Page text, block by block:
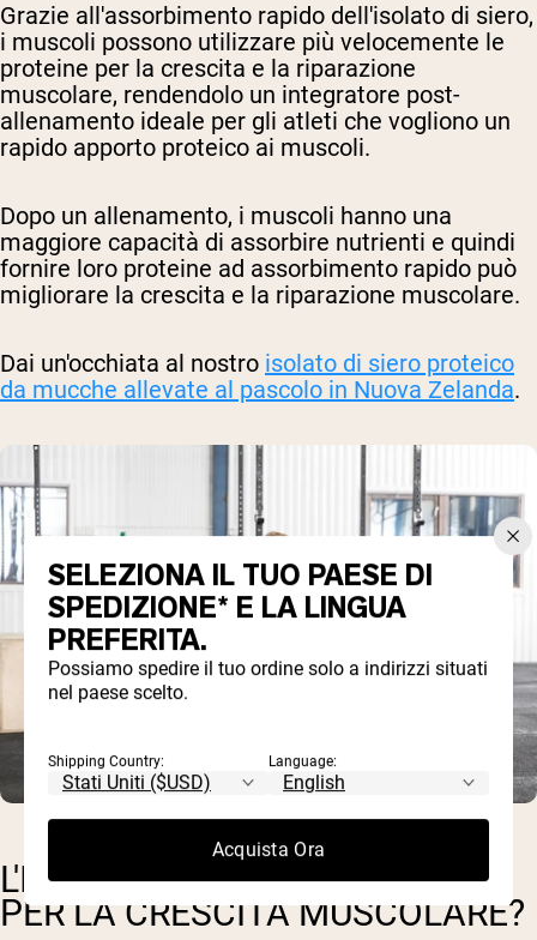
Grazie all'assorbimento rapido dell'isolato di siero,
i muscoli possono utilizzare più velocemente le
proteine per la crescita e la riparazione
muscolare, rendendolo un integratore post-
allenamento ideale per gli atleti che vogliono un
rapido apporto proteico ai muscoli.
Dopo un allenamento, i muscoli hanno una
maggiore capacità di assorbire nutrienti e quindi
fornire loro proteine ad assorbimento rapido può
migliorare la crescita e la riparazione muscolare.
Dai un'occhiata al nostro isolato di siero proteico
da mucche allevate al pascolo in Nuova Zelanda.
L'ISOLATO DI SIERO È MIGLIORE
PER LA CRESCITA MUSCOLARE?
SELEZIONA IL TUO PAESE DI
SPEDIZIONE* E LA LINGUA
PREFERITA.
Possiamo spedire il tuo ordine solo a indirizzi situati
nel paese scelto.
Shipping Country: Language:
Acquista Ora